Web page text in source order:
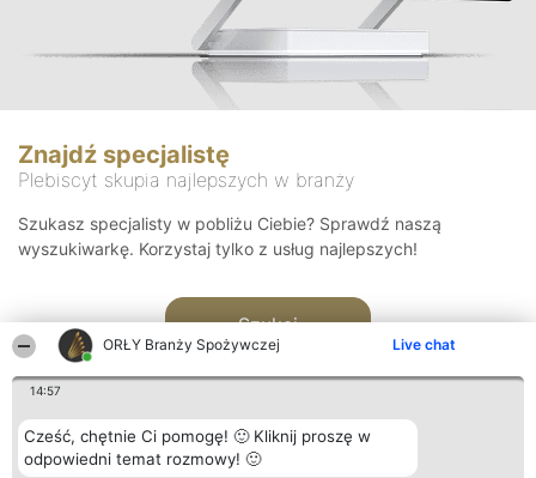
ORŁY Branży Spożywczej Live chat
14:57
Cześć, chętnie Ci pomogę! 🙂 Kliknij proszę w
odpowiedni temat rozmowy! 🙂
Znajdź specjalistę
Plebiscyt skupia najlepszych w branży
Szukasz specjalisty w pobliżu Ciebie? Sprawdź naszą
wyszukiwarkę. Korzystaj tylko z usług najlepszych!
Szukaj